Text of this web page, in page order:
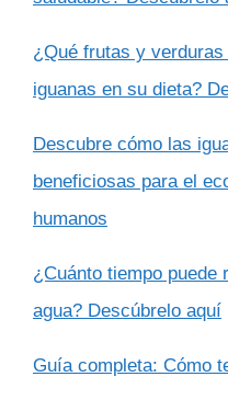
¿Qué frutas y
iguanas en su dieta?
Descubre cómo las
beneficiosas para el
humanos
¿Cuánto tiempo puede
agua? Descúbrelo aquí
Guía completa: Cómo